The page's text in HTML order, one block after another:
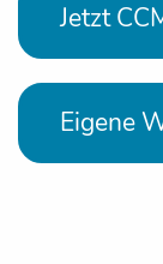
Jetzt
Eigene